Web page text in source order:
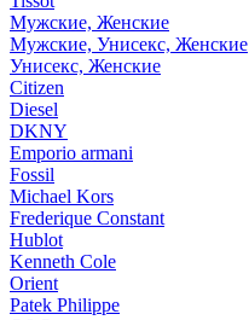
Мужские, Женские
Мужские, Унисекс, Женские
Унисекс, Женские
Citizen
Diesel
DKNY
Emporio armani
Fossil
Michael Kors
Frederique Constant
Hublot
Kenneth Cole
Orient
Patek Philippe